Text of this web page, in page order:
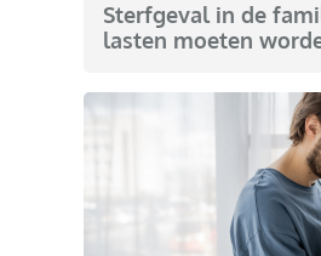
Sterfgeval in de
lasten moeten